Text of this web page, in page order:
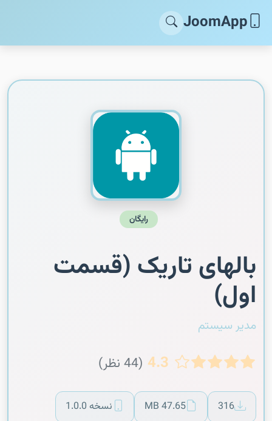
JoomApp
رایگان
بالهای تاریک (قسمت
اول)
مدیر سیستم
4.3 (44 نظر)
316
47.65 MB نسخه 1.0.0